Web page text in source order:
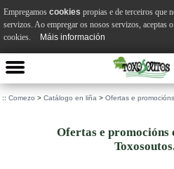
:: Comezo > Catálogo en liña > Ofertas e promocións
Ofertas e
Empregamos cookies propias e de terceiros que
servizos. Ao empregar os nosos servizos, aceptas
cookies.
Máis información